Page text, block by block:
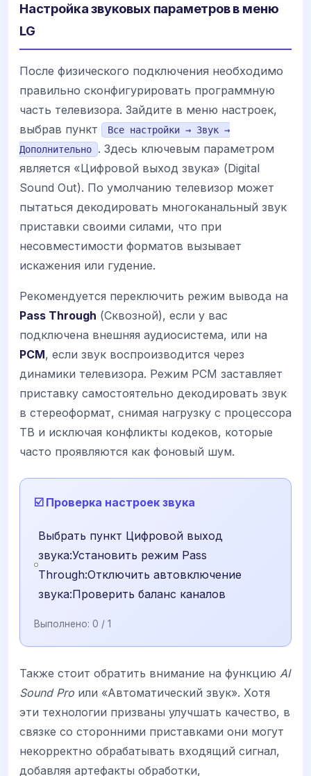
Настройка звуковых параметров в меню
LG
После физического подключения необходимо
правильно сконфигурировать программную
часть телевизора. Зайдите в меню настроек,
выбрав пункт
Все настройки → Звук →
Дополнительно
. Здесь ключевым параметром
является «Цифровой выход звука» (Digital
Sound Out). По умолчанию телевизор может
пытаться декодировать многоканальный звук
приставки своими силами, что при
несовместимости форматов вызывает
искажения или гудение.
Рекомендуется переключить режим вывода на
Pass Through (Сквозной), если у вас
подключена внешняя аудиосистема, или на
PCM, если звук воспроизводится через
динамики телевизора. Режим PCM заставляет
приставку самостоятельно декодировать звук
в стереоформат, снимая нагрузку с процессора
ТВ и исключая конфликты кодеков, которые
часто проявляются как фоновый шум.
☑️ Проверка настроек звука
Выбрать пункт Цифровой выход
звука:Установить режим Pass
Through:Отключить автовключение
звука:Проверить баланс каналов
Выполнено: 0 / 1
Также стоит обратить внимание на функцию AI
Sound Pro или «Автоматический звук». Хотя
эти технологии призваны улучшать качество, в
связке со сторонними приставками они могут
некорректно обрабатывать входящий сигнал,
добавляя артефакты обработки,